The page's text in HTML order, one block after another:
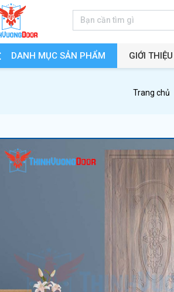
DANH MỤC SẢN PHẨM GIỚI THIỆU
Trang chủ